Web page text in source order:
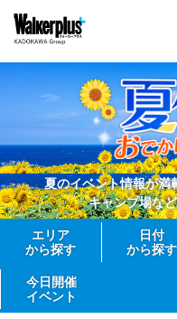
夏のイベント情報が満
キャンプ場な
エリア
から探す
日付
から探す
今日開催
イベント